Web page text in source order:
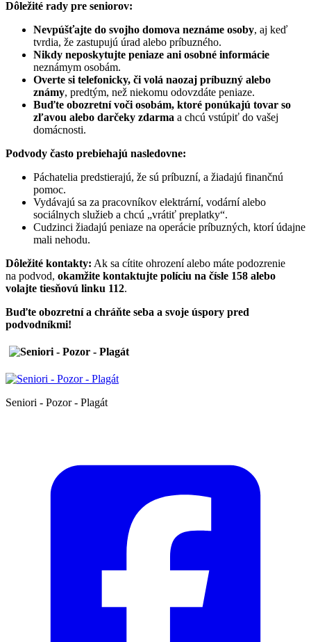
Dôležité rady pre seniorov:
Nevpúšťajte do svojho domova neznáme osoby, aj keď
tvrdia, že zastupujú úrad alebo príbuzného.
Nikdy neposkytujte peniaze ani osobné informácie
neznámym osobám.
Overte si telefonicky, či volá naozaj príbuzný alebo
známy, predtým, než niekomu odovzdáte peniaze.
Buďte obozretní voči osobám, ktoré ponúkajú tovar so
zľavou alebo darčeky zdarma a chcú vstúpiť do vašej
domácnosti.
Podvody často prebiehajú nasledovne:
Páchatelia predstierajú, že sú príbuzní, a žiadajú finančnú
pomoc.
Vydávajú sa za pracovníkov elektrární, vodární alebo
sociálnych služieb a chcú „vrátiť preplatky“.
Cudzinci žiadajú peniaze na operácie príbuzných, ktorí údajne
mali nehodu.
Dôležité kontakty: Ak sa cítite ohrození alebo máte podozrenie
na podvod, okamžite kontaktujte políciu na čísle 158 alebo
volajte tiesňovú linku 112.
Buďte obozretní a chráňte seba a svoje úspory pred
podvodníkmi!
Seniori - Pozor - Plagát